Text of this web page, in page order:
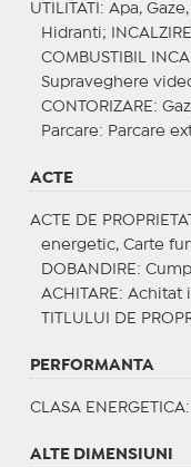
UTILITATI : Apa,
Hidranti;
INCALZIRE
COMBUSTIBIL
Supraveghere
CONTORIZARE :
Parcare: Parcare
ACTE
ACTE DE
energetic, Carte
DOBANDIRE :
ACHITARE : Achitat
TITLULUI DE
PERFORMANTA
CLASA ENERGETICA
ALTE DIMENSIUNI